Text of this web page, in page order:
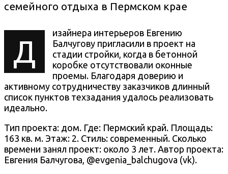
семейного отдыха в Пермском крае
Д
изайнера интерьеров Евгению
Балчугову пригласили в проект на
стадии стройки, когда в бетонной
коробке отсутствовали оконные
проемы. Благодаря доверию и
активному сотрудничеству заказчиков длинный
список пунктов техзадания удалось реализовать
идеально.
Тип проекта: дом. Где: Пермский край. Площадь:
163 кв. м. Этаж: 2. Стиль: современный. Сколько
времени занял проект: около 3 лет. Автор проекта:
Евгения Балчугова, @evgenia_balchugova (vk).